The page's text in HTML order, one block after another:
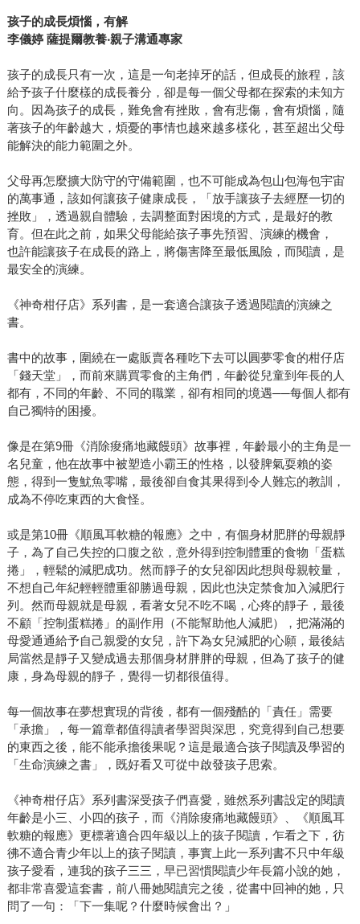
孩子的成長煩惱，有解
李儀婷 薩提爾教養‧親子溝通專家
孩子的成長只有一次，這是一句老掉牙的話，但成長的旅程，該
給予孩子什麼樣的成長養分，卻是每一個父母都在探索的未知方
向。因為孩子的成長，難免會有挫敗，會有悲傷，會有煩惱，隨
著孩子的年齡越大，煩憂的事情也越來越多樣化，甚至超出父母
能解決的能力範圍之外。
父母再怎麼擴大防守的守備範圍，也不可能成為包山包海包宇宙
的萬事通，該如何讓孩子健康成長，「放手讓孩子去經歷一切的
挫敗」，透過親自體驗，去調整面對困境的方式，是最好的教
育。但在此之前，如果父母能給孩子事先預習、演練的機會，
也許能讓孩子在成長的路上，將傷害降至最低風險，而閱讀，是
最安全的演練。
《神奇柑仔店》系列書，是一套適合讓孩子透過閱讀的演練之
書。
書中的故事，圍繞在一處販賣各種吃下去可以圓夢零食的柑仔店
「錢天堂」，而前來購買零食的主角們，年齡從兒童到年長的人
都有，不同的年齡、不同的職業，卻有相同的境遇──每個人都有
自己獨特的困擾。
像是在第9冊《消除痠痛地藏饅頭》故事裡，年齡最小的主角是一
名兒童，他在故事中被塑造小霸王的性格，以發脾氣耍賴的姿
態，得到一隻魷魚零嘴，最後卻自食其果得到令人難忘的教訓，
成為不停吃東西的大食怪。
或是第10冊《順風耳軟糖的報應》之中，有個身材肥胖的母親靜
子，為了自己失控的口腹之欲，意外得到控制體重的食物「蛋糕
捲」，輕鬆的減肥成功。然而靜子的女兒卻因此想與母親較量，
不想自己年紀輕輕體重卻勝過母親，因此也決定禁食加入減肥行
列。然而母親就是母親，看著女兒不吃不喝，心疼的靜子，最後
不顧「控制蛋糕捲」的副作用（不能幫助他人減肥），把滿滿的
母愛通通給予自己親愛的女兒，許下為女兒減肥的心願，最後結
局當然是靜子又變成過去那個身材胖胖的母親，但為了孩子的健
康，身為母親的靜子，覺得一切都很值得。
每一個故事在夢想實現的背後，都有一個殘酷的「責任」需要
「承擔」，每一篇章都值得讀者學習與深思，究竟得到自己想要
的東西之後，能不能承擔後果呢？這是最適合孩子閱讀及學習的
「生命演練之書」，既好看又可從中啟發孩子思索。
《神奇柑仔店》系列書深受孩子們喜愛，雖然系列書設定的閱讀
年齡是小三、小四的孩子，而《消除痠痛地藏饅頭》、《順風耳
軟糖的報應》更標著適合四年級以上的孩子閱讀，乍看之下，彷
彿不適合青少年以上的孩子閱讀，事實上此一系列書不只中年級
孩子愛看，連我的孩子三三，早已習慣閱讀少年長篇小說的她，
都非常喜愛這套書，前八冊她閱讀完之後，從書中回神的她，只
問了一句：「下一集呢？什麼時候會出？」